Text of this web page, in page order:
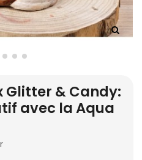
Glitter & Candy:
avec la Aqua